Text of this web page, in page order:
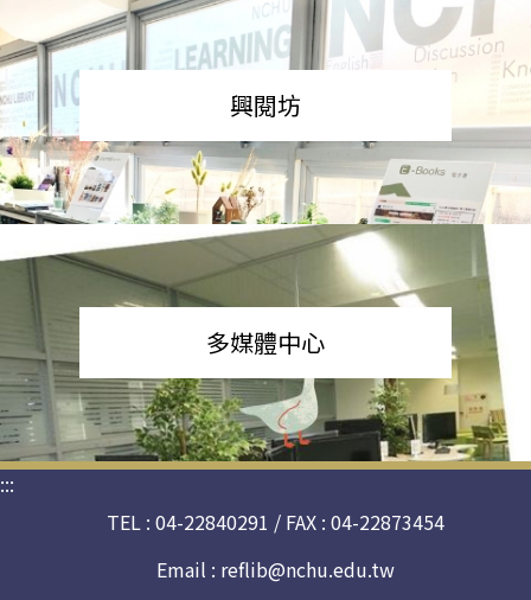
興閱坊
多媒體中心
:::
TEL : 04-22840291 / FAX : 04-22873454
Email : reflib@nchu.edu.tw